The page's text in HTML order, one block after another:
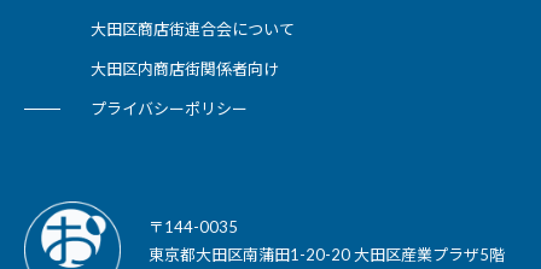
大田区商店街連合会について
大田区内商店街関係者向け
プライバシーポリシー
〒144-0035
東京都大田区南蒲田1-20-20 大田区産業プラザ5階